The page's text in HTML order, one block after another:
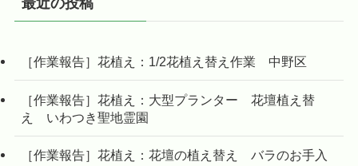
最近の投稿
［作業報告］花植え：1/2花植え替え作業 中野区
［作業報告］花植え：大型プランター 花壇植え替
え いわつき聖地霊園
［作業報告］花植え：花壇の植え替え バラのお手入